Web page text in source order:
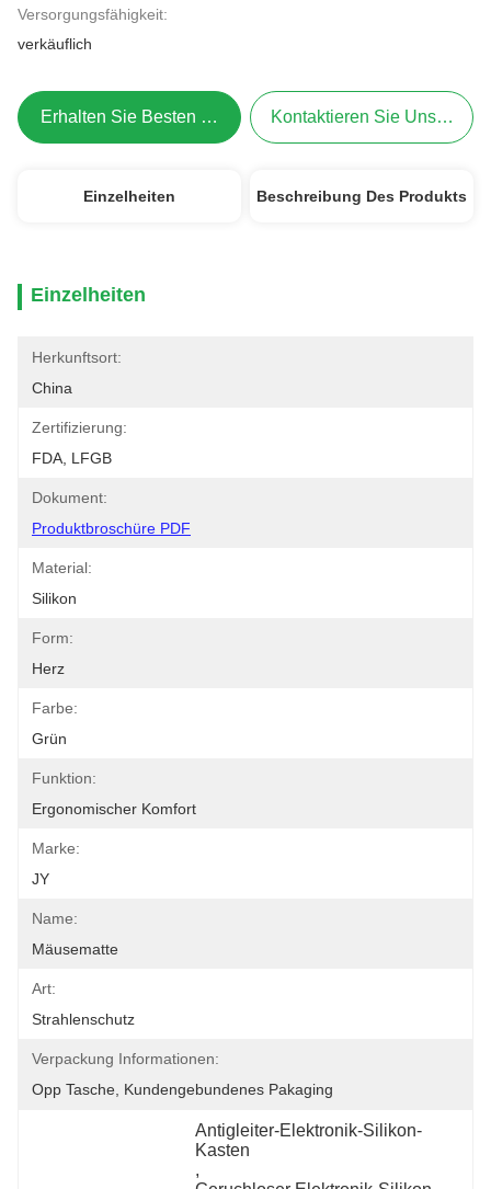
Versorgungsfähigkeit:
verkäuflich
Erhalten Sie Besten Preis Kontaktieren Sie Uns Jetzt
Einzelheiten Beschreibung Des Produkts
Einzelheiten
Herkunftsort:
China
Zertifizierung:
FDA, LFGB
Dokument:
Produktbroschüre PDF
Material:
Silikon
Form:
Herz
Farbe:
Grün
Funktion:
Ergonomischer Komfort
Marke:
JY
Name:
Mäusematte
Art:
Strahlenschutz
Verpackung Informationen:
Opp Tasche, Kundengebundenes Pakaging
Antigleiter-Elektronik-Silikon-
Kasten
,